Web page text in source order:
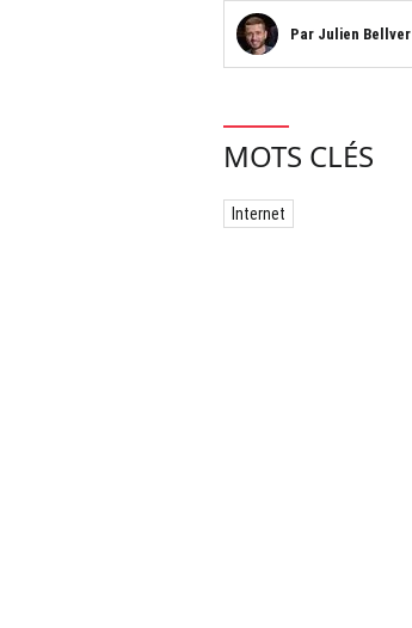
Par Julien Bellver
MOTS CLÉS
Internet